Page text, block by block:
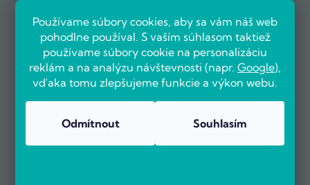
Používame súbory cookies, aby sa vám náš web
pohodlne používal. S vaším súhlasom taktiež
používame súbory cookie na personalizáciu
reklám a na analýzu návštevnosti (napr. Google),
vďaka tomu zlepšujeme funkcie a výkon webu.
Odmítnout Souhlasím